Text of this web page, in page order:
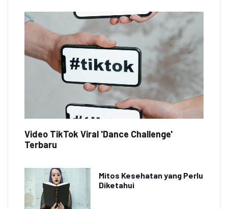
Video TikTok Viral 'Dance Challenge'
Terbaru
Mitos Kesehatan yang Perlu
Diketahui